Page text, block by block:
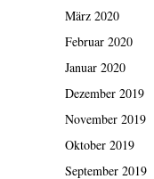
März 2020
Februar 2020
Januar 2020
Dezember 2019
November 2019
Oktober 2019
September 2019